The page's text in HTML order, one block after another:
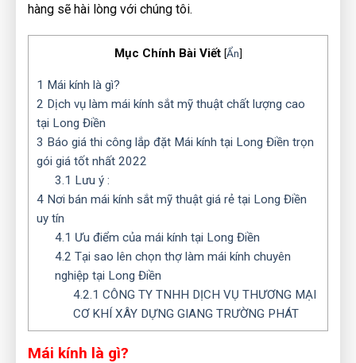
hàng sẽ hài lòng với chúng tôi.
Mục Chính Bài Viết [Ẩn]
1 Mái kính là gì?
2 Dịch vụ làm mái kính sắt mỹ thuật chất lượng cao
tại Long Điền
3 Báo giá thi công lắp đặt Mái kính tại Long Điền trọn
gói giá tốt nhất 2022
3.1 Lưu ý :
4 Nơi bán mái kính sắt mỹ thuật giá rẻ tại Long Điền
uy tín
4.1 Ưu điểm của mái kính tại Long Điền
4.2 Tại sao lên chọn thợ làm mái kính chuyên
nghiệp tại Long Điền
4.2.1 CÔNG TY TNHH DỊCH VỤ THƯƠNG MẠI
CƠ KHÍ XÂY DỰNG GIANG TRƯỜNG PHÁT
Mái kính là gì?